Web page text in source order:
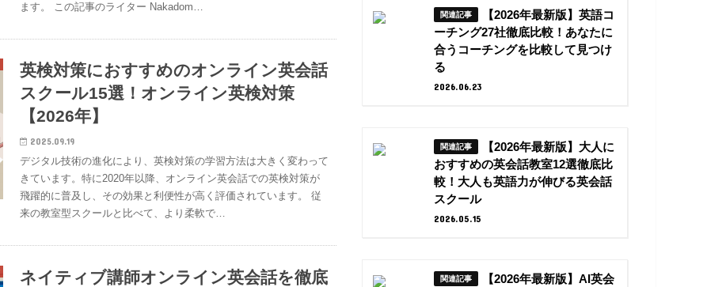
ます。 この記事のライター Nakadom…
英検対策におすすめのオンライン英会話
スクール15選！オンライン英検対策
【2026年】
2025.09.19
デジタル技術の進化により、英検対策の学習方法は大きく変わって
きています。特に2020年以降、オンライン英会話での英検対策が
飛躍的に普及し、その効果と利便性が高く評価されています。 従
来の教室型スクールと比べて、より柔軟で…
ネイティブ講師オンライン英会話を徹底
【2026年最新版】英語コ
ーチング27社徹底比較！あなたに
合うコーチングを比較して見つけ
る
2026.06.23
【2026年最新版】大人に
おすすめの英会話教室12選徹底比
較！大人も英語力が伸びる英会話
スクール
2026.05.15
【2026年最新版】AI英会